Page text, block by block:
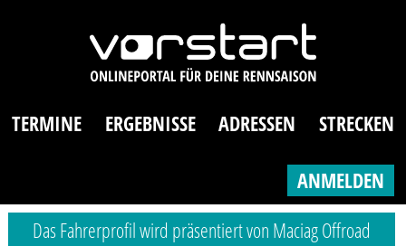
TERMINE ERGEBNISSE ADRESSEN STRECKEN
ANMELDEN
Das Fahrerprofil wird präsentiert von Maciag Offroad